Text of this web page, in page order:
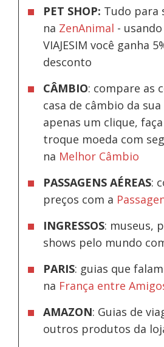
PET SHOP: Tudo para
na ZenAnimal -
VIAJESIM você ganha
desconto
CÂMBIO: compare as
casa de câmbio da
apenas um clique,
troque moeda com
na Melhor Câmbio
PASSAGENS AÉREAS:
preços com a
INGRESSOS: museus,
shows pelo mundo
PARIS: guias que
na França entre
AMAZON: Guias de
outros produtos da